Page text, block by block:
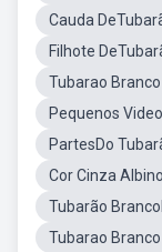
Cauda
Filhote
Tubarao
Pequenos
PartesDo
Cor Cinza
Tubarão
Tubarao